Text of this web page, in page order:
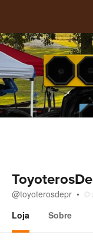
@toyoterosdepr
Loja
Sobre